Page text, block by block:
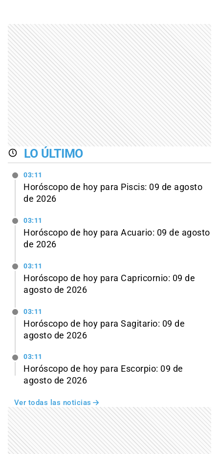
LO ÚLTIMO
03:11
Horóscopo de hoy para Piscis: 09 de agosto
de 2026
03:11
Horóscopo de hoy para Acuario: 09 de agosto
de 2026
03:11
Horóscopo de hoy para Capricornio: 09 de
agosto de 2026
03:11
Horóscopo de hoy para Sagitario: 09 de
agosto de 2026
03:11
Horóscopo de hoy para Escorpio: 09 de
agosto de 2026
Ver todas las noticias